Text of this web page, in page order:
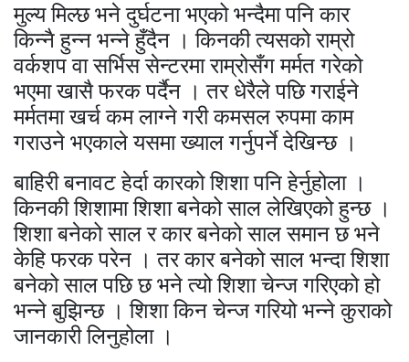
मुल्य मिल्छ भने दुर्घटना भएको भन्दैमा पनि कार
किन्नै हुन्न भन्ने हुँदैन । किनकी त्यसको राम्रो
वर्कशप वा सर्भिस सेन्टरमा राम्रोसँग मर्मत गरेको
भएमा खासै फरक पर्दैन । तर धेरैले पछि गराईने
मर्मतमा खर्च कम लाग्ने गरी कमसल रुपमा काम
गराउने भएकाले यसमा ख्याल गर्नुपर्ने देखिन्छ ।
बाहिरी बनावट हेर्दा कारको शिशा पनि हेर्नुहोला ।
किनकी शिशामा शिशा बनेको साल लेखिएको हुन्छ ।
शिशा बनेको साल र कार बनेको साल समान छ भने
केहि फरक परेन । तर कार बनेको साल भन्दा शिशा
बनेको साल पछि छ भने त्यो शिशा चेन्ज गरिएको हो
भन्ने बुझिन्छ । शिशा किन चेन्ज गरियो भन्ने कुराको
जानकारी लिनुहोला ।